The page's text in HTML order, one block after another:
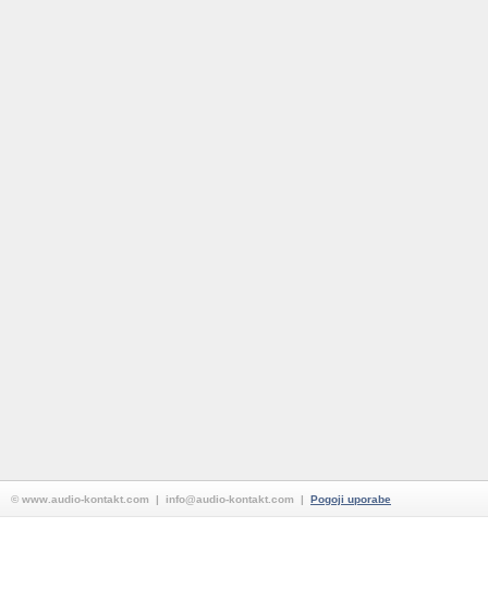
© www.audio-kontakt.com | info@audio-kontakt.com | Pogoji uporabe